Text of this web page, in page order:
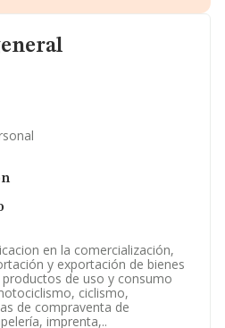
en la comercialización,
y exportación de bienes
de uso y consumo
ciclismo,
de compraventa de
imprenta,..
complementaria.